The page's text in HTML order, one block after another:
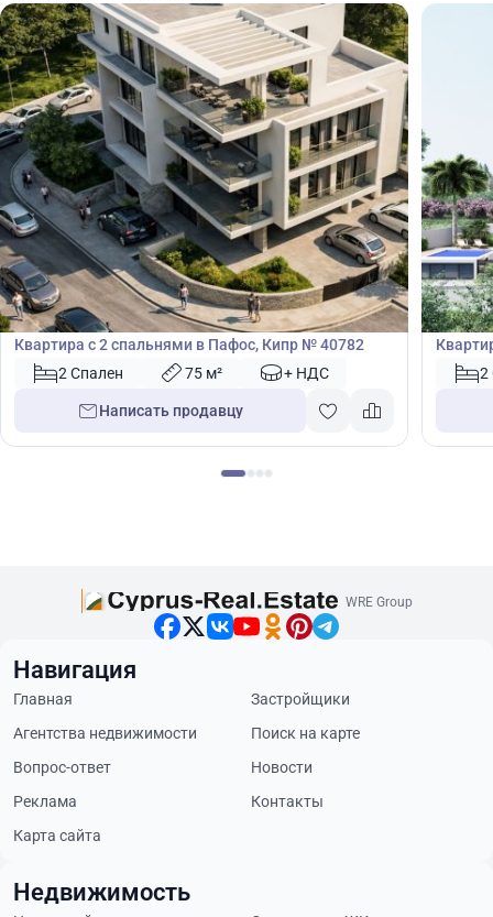
€420 000
Квартира
Квартира с 2 спальнями в Пафос, Кипр № 40782
2 Спален
75 м² + НДС
Написать продавцу
€420
2
WRE Group
Навигация
Главная
Застройщики
Агентства недвижимости
Поиск на карте
Вопрос-ответ
Новости
Реклама
Контакты
Карта сайта
Недвижимость